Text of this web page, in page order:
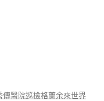
醫院巡檢格蘭余來世界